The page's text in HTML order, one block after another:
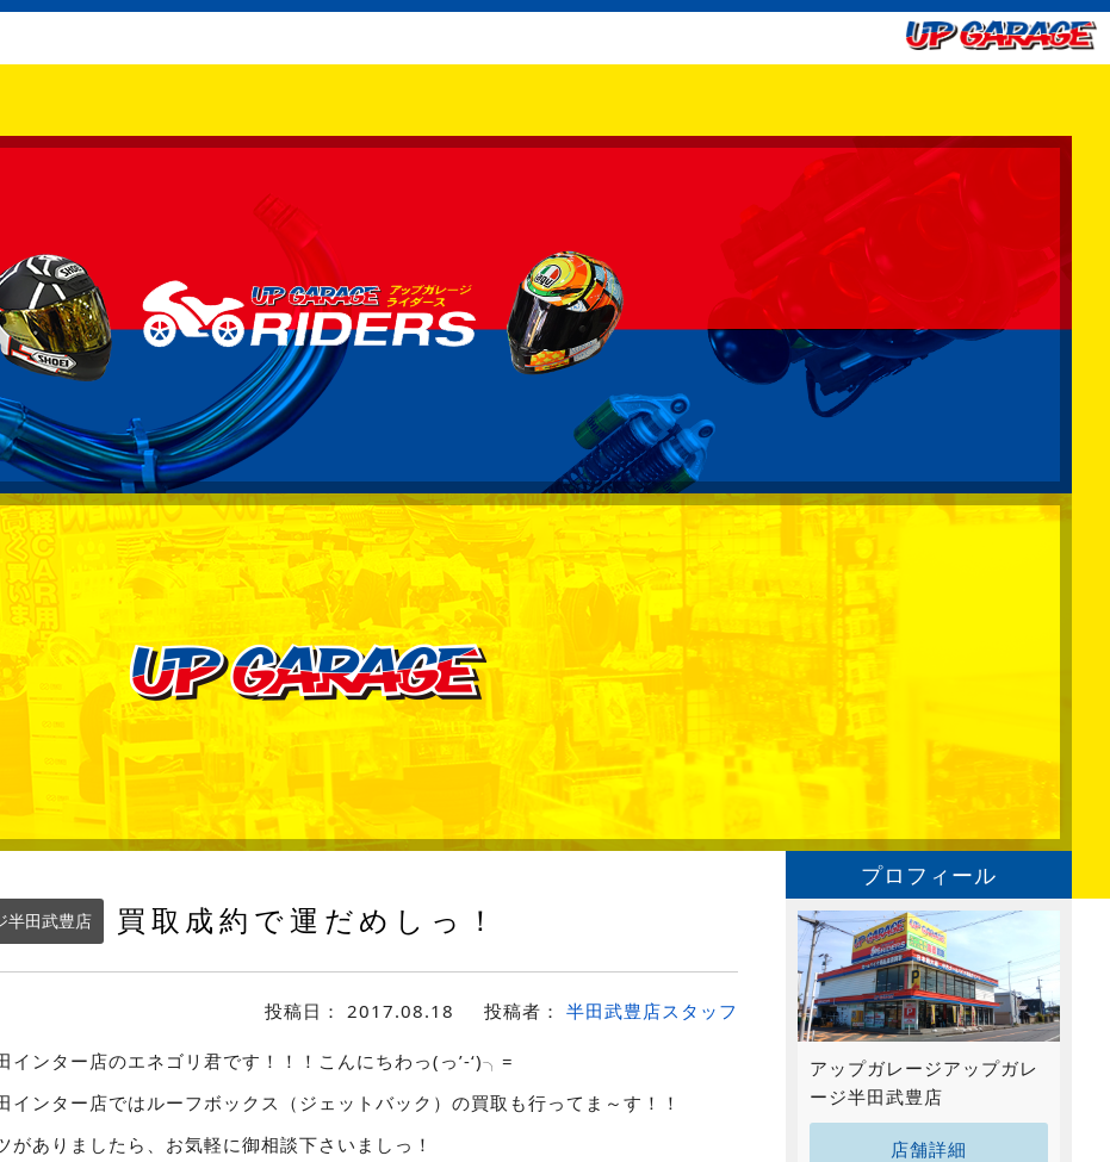
半田武豊店 買取成約で運だめしっ！
投稿日： 2017.08.18 投稿者： 半田武豊店スタッフ
インター店のエネゴリ君です！！！こんにちわっ(っ’-‘)╮=
インター店ではルーフボックス（ジェットバック）の買取も行ってま～す！！
がありましたら、お気軽に御相談下さいましっ！
プロフィール
アップガレージアップガレ
ージ半田武豊店
店舗詳細